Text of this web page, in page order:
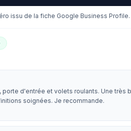
issu de la fiche Google Business Profile.
d'entrée et volets roulants. Une très
soignées. Je recommande.